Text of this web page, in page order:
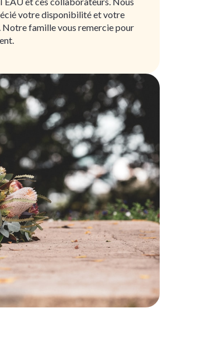
votre disponibilité et votre
Notre famille vous remercie pour